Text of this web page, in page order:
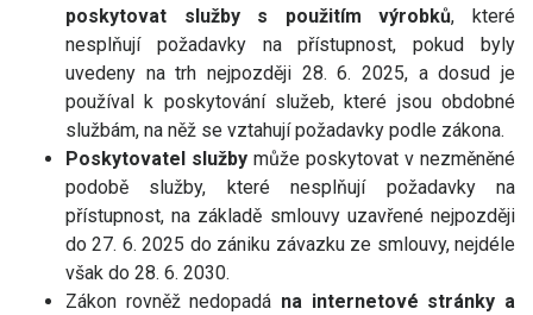
poskytovat služby s použitím výrobků, které
nesplňují požadavky na přístupnost, pokud byly
uvedeny na trh nejpozději 28. 6. 2025, a dosud je
používal k poskytování služeb, které jsou obdobné
službám, na něž se vztahují požadavky podle zákona.
Poskytovatel služby může poskytovat v nezměněné
podobě služby, které nesplňují požadavky na
přístupnost, na základě smlouvy uzavřené nejpozději
do 27. 6. 2025 do zániku závazku ze smlouvy, nejdéle
však do 28. 6. 2030.
Zákon rovněž nedopadá na internetové stránky a